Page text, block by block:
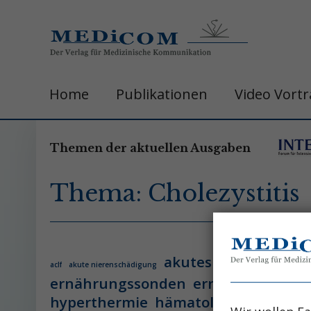
Home Publikationen Video
Themen der aktuellen Ausgaben
Thema: Cholezystitis
aclf akute nierenschädigung akutes
ernährungssonden
hyperthermie hämatologie